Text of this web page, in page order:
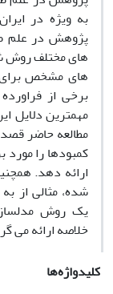
به ویژه در
پژوهش در علم
های مختلف روش
های مشخص
برخی از
مهمترین دلایل
مطالعه حاضر
کمبودها را
ارائه دهد.
شده، مثالی از
یک روش
خلاصه ارائه می
کلیدواژه‌ها